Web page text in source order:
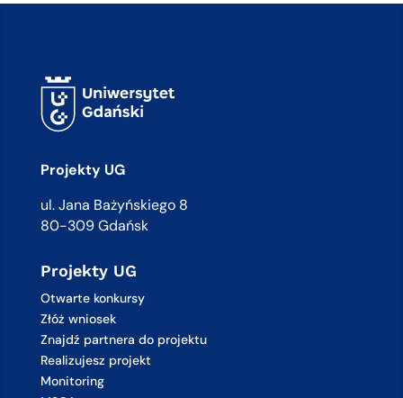
Projekty UG
ul. Jana Bażyńskiego 8
80-309 Gdańsk
Projekty UG
Otwarte konkursy
Złóż wniosek
Znajdź partnera do projektu
Realizujesz projekt
Monitoring